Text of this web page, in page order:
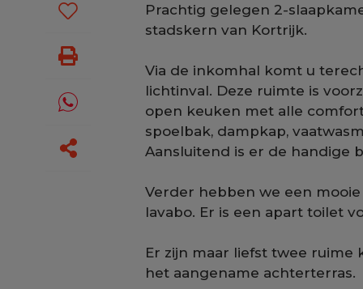
Prachtig gelegen 2-
stadskern van Kortrijk.
Via de inkomhal komt u
lichtinval. Deze ruimte is
open keuken met alle
spoelbak, dampkap,
Aansluitend is er de handige
Verder hebben we een
lavabo. Er is een apart toilet
Er zijn maar liefst twee ruime
het aangename achterterras.